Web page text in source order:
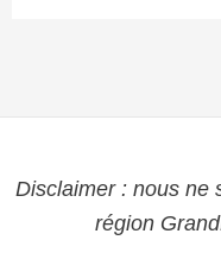
Disclaimer : nous ne
région